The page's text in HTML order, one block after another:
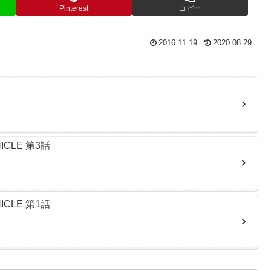
Pinterest コピー
2016.11.19 2020.08.29
第3話
第1話